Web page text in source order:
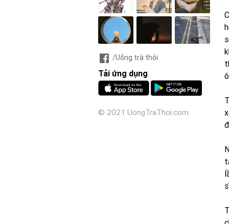
/Uống trà thôi
Tải ứng dụng
© 2021 UongTraThoi.com